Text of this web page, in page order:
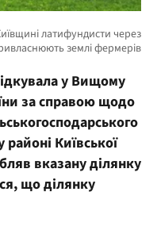
у Вищому
за справою щодо
Київської
вказану ділянку
що ділянку